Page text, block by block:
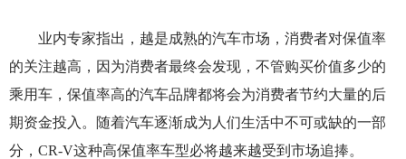
业内专家指出，越是成熟的汽车市场，消费者对保值率
的关注越高，因为消费者最终会发现，不管购买价值多少的
乘用车，保值率高的汽车品牌都将会为消费者节约大量的后
期资金投入。随着汽车逐渐成为人们生活中不可或缺的一部
分，CR-V这种高保值率车型必将越来越受到市场追捧。